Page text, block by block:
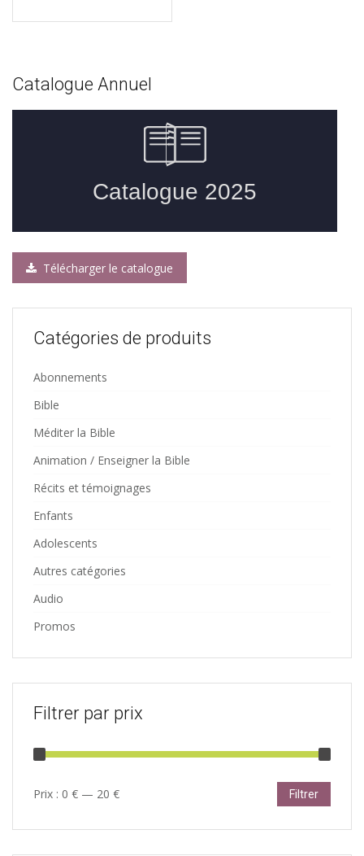
Catalogue Annuel
Télécharger le catalogue
Catégories de produits
Abonnements
Bible
Méditer la Bible
Animation / Enseigner la Bible
Récits et témoignages
Enfants
Adolescents
Autres catégories
Audio
Promos
Filtrer par prix
Prix
Prix
Filtrer
Prix : 0 € — 20 €